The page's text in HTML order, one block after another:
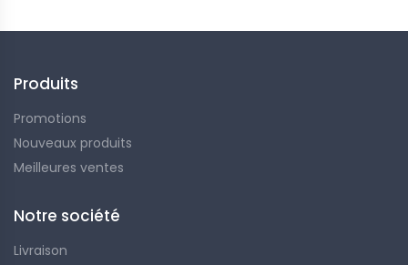
Produits
Promotions
Nouveaux produits
Meilleures ventes
Notre société
Livraison